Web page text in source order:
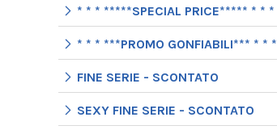
* * * *****SPECIAL PRICE***** * * *
* * * ***PROMO GONFIABILI*** * * *
FINE SERIE - SCONTATO
SEXY FINE SERIE - SCONTATO